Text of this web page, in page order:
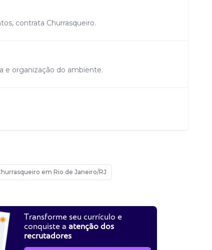
contrata Churrasqueiro.
e organização do ambiente.
em Rio de Janeiro/RJ
Transforme seu currículo e
conquiste a atenção dos
recrutadores